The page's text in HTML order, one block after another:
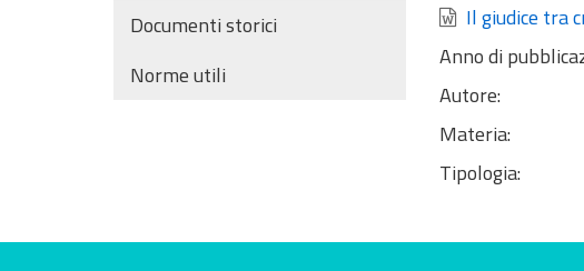
Documenti storici
Norme utili
Il giudice tra
Anno di
Autore:
Materia:
Tipologia:
Valuta questo sito